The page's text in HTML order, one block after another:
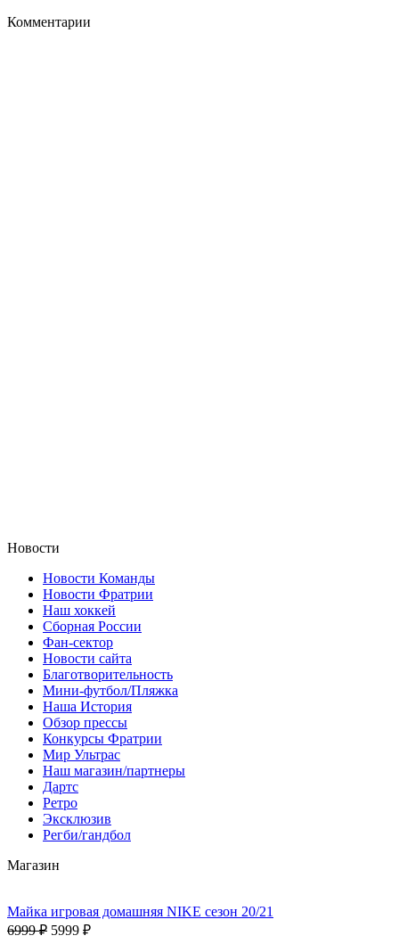
Комментарии
Новости
Новости Команды
Новости Фратрии
Наш хоккей
Сборная России
Фан-cектор
Новости сайта
Благотворительность
Мини-футбол/Пляжка
Наша История
Обзор прессы
Конкурсы Фратрии
Мир Ультрас
Наш магазин/партнеры
Дартс
Ретро
Эксклюзив
Регби/гандбол
Магазин
Майка игровая домашняя NIKE сезон 20/21
6999 ₽ 5999 ₽